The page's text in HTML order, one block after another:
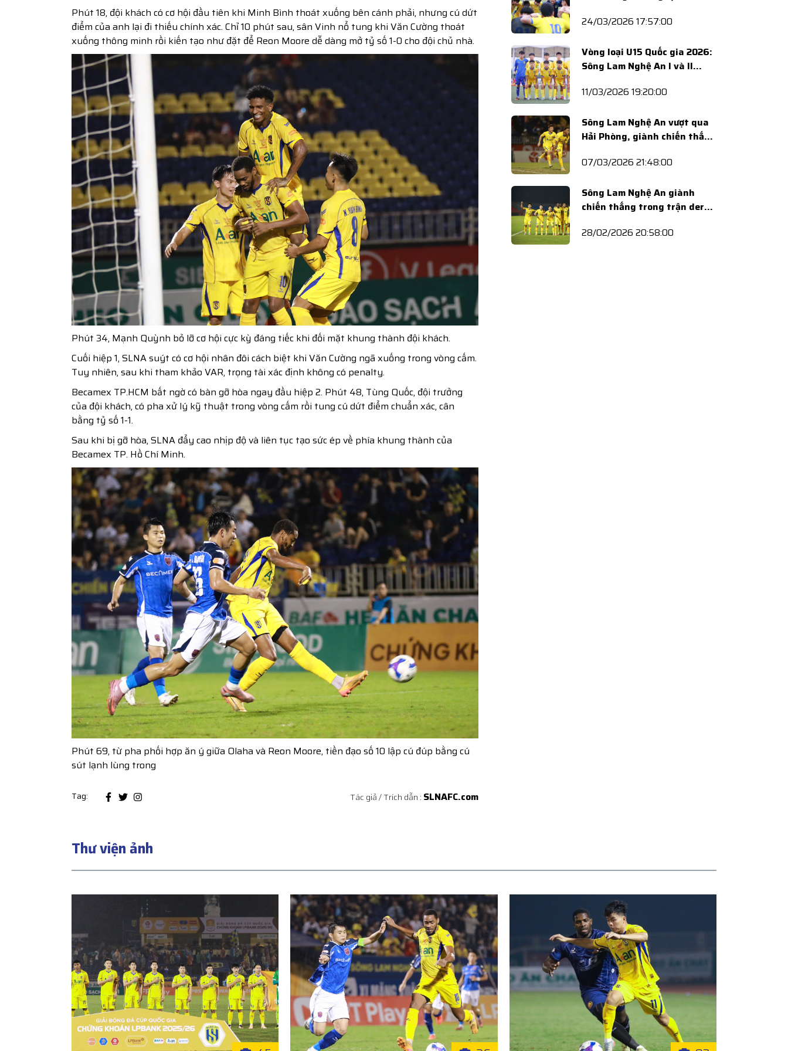
Phút 18, đội khách có cơ hội đầu tiên khi Minh Bình thoát xuống bên cánh phải, nhưng cú dứt
điểm của anh lại đi thiếu chính xác. Chỉ 10 phút sau, sân Vinh nổ tung khi Văn Cường thoát
xuống thông minh rồi kiến tạo như đặt để Reon Moore dễ dàng mở tỷ số 1-0 cho đội chủ nhà.
Phút 34, Mạnh Quỳnh bỏ lỡ cơ hội cực kỳ đáng tiếc khi đối mặt khung thành đội khách.
Cuối hiệp 1, SLNA suýt có cơ hội nhân đôi cách biệt khi Văn Cường ngã xuống trong vòng cấm.
Tuy nhiên, sau khi tham khảo VAR, trọng tài xác định không có penalty.
Becamex TP.HCM bất ngờ có bàn gỡ hòa ngay đầu hiệp 2. Phút 48, Tùng Quốc, đội trưởng
của đội khách, có pha xử lý kỹ thuật trong vòng cấm rồi tung cú dứt điểm chuẩn xác, cân
bằng tỷ số 1-1.
Sau khi bị gỡ hòa, SLNA đẩy cao nhịp độ và liên tục tạo sức ép về phía khung thành của
Becamex TP. Hồ Chí Minh.
Phút 69, từ pha phối hợp ăn ý giữa Olaha và Reon Moore, tiền đạo số 10 lập cú đúp bằng cú
sút lạnh lùng trong
Tag: Tác giả / Trích dẫn : SLNAFC.com
Quốc gia 2026
24/03/2026 17:57:00
Vòng loại U15 Quốc gia 2026:
Sông Lam Nghệ An I và II
bảng
11/03/2026 19:20:00
Sông Lam Nghệ An vượt qua
Hải Phòng, giành chiến thắng
07/03/2026 21:48:00
Sông Lam Nghệ An giành
chiến thắng trong trận derby
28/02/2026 20:58:00
Thư viện ảnh